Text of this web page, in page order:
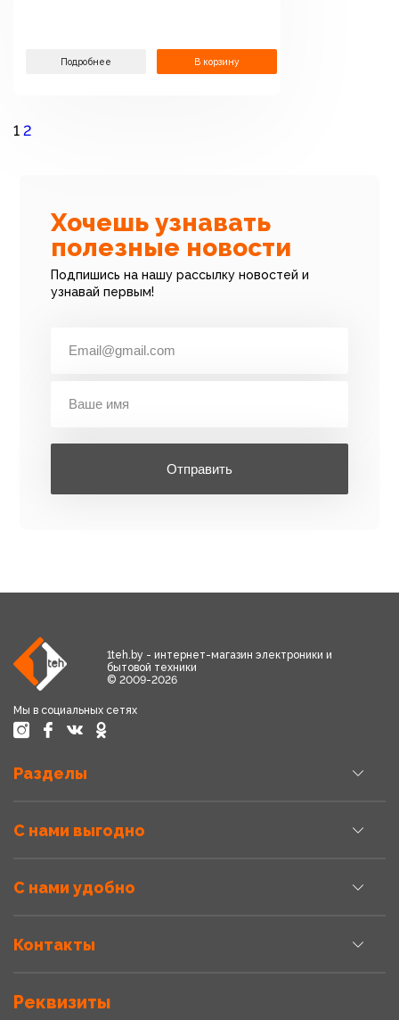
Подробнее В корзину
1 2
Хочешь узнавать
полезные новости
Подпишись на нашу рассылку новостей и
узнавай первым!
Отправить
1teh.by - интернет-магазин электроники и
бытовой техники
© 2009-2026
Мы в социальных сетях
Разделы
С нами выгодно
С нами удобно
Контакты
Реквизиты